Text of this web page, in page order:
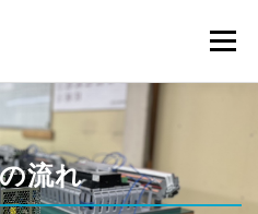
メニ
中の方へ
ブログ
流れ